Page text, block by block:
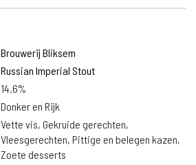
Brouwerij Bliksem
Russian Imperial Stout
14.6%
Donker en Rijk
Vette vis, Gekruide gerechten,
Vleesgerechten, Pittige en belegen kazen,
Zoete desserts